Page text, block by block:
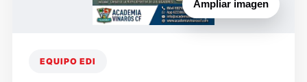
Ampliar imagen
EQUIPO EDI